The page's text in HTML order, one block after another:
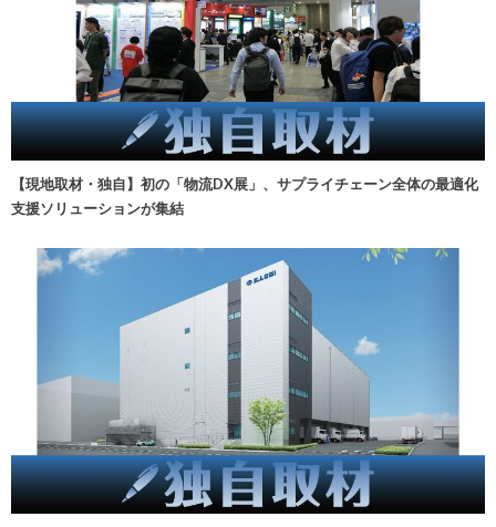
【現地取材・独自】初の「物流DX展」、サプライチェーン全体の最適化
支援ソリューションが集結